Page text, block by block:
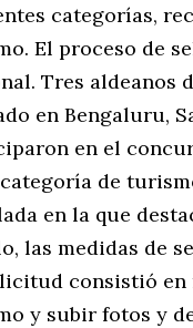
categorías,
El proceso de
Tres aldeanos
en Bengaluru,
en el
de
en la que
las medidas de
consistió en
y subir fotos y